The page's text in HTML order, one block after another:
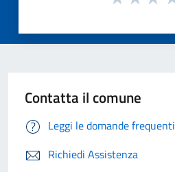
Contatta il comune
Leggi le domande frequenti
Richiedi Assistenza